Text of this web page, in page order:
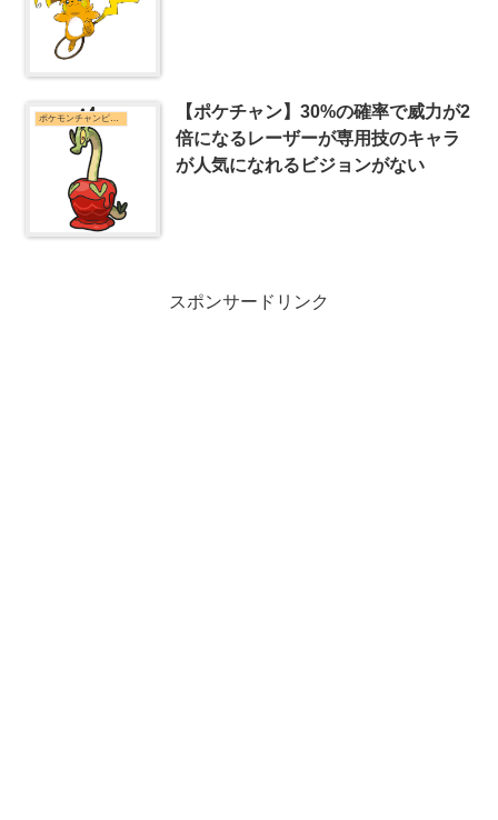
ポケモンチャンピオンズまとめ
【ポケチャン】30%の確率で威力が2
倍になるレーザーが専用技のキャラ
が人気になれるビジョンがない
スポンサードリンク